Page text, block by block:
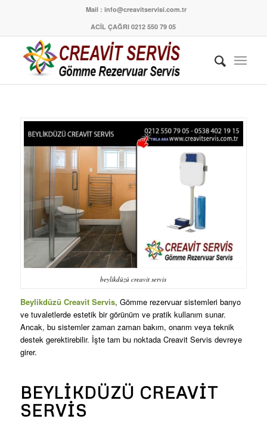
Mail : info@creavitservisi.com.tr
ACİL ÇAĞRI 0212 550 79 05
beylikdüzü creavit servis
Beylikdüzü Creavit Servis, Gömme rezervuar sistemleri banyo
ve tuvaletlerde estetik bir görünüm ve pratik kullanım sunar.
Ancak, bu sistemler zaman zaman bakım, onarım veya teknik
destek gerektirebilir. İşte tam bu noktada Creavit Servis devreye
girer.
BEYLIKDÜZÜ CREAVIT
SERVIS